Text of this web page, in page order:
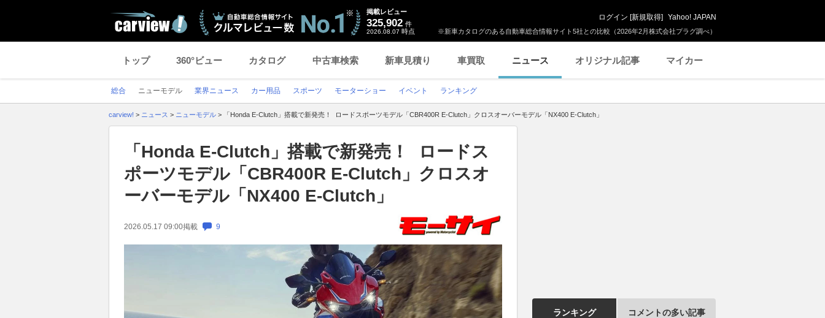
※新車カタログのある自動車総合情報サイト5社との比較（2026年2月株式会社プラグ調べ）
掲載レビュー
325,902 件
2026.08.07 時点
ログイン [新規取得] Yahoo! JAPAN
トップ 360°ビュー カタログ 中古車検索 新車見積り 車買取 ニュース オリジナル記事 マイカー
総合 ニューモデル 業界ニュース カー用品 スポーツ モーターショー イベント ランキング
carview! > ニュース > ニューモデル > 「Honda E-Clutch」搭載で新発売！ ロードスポーツモデル「CBR400R E-Clutch」クロスオーバーモデル「NX400 E-Clutch」
「Honda E-Clutch」搭載で新発売！ ロードス
ポーツモデル「CBR400R E-Clutch」クロスオ
ーバーモデル「NX400 E-Clutch」
2026.05.17 09:00掲載 9
ランキング コメントの多い記事